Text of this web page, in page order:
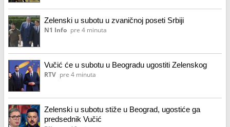
Zelenski u subotu u zvaničnoj poseti Srbiji
N1 Info pre 4 minuta
Vučić će u subotu u Beogradu ugostiti Zelenskog
RTV pre 4 minuta
Zelenski u subotu stiže u Beograd, ugostiće ga
predsednik Vučić